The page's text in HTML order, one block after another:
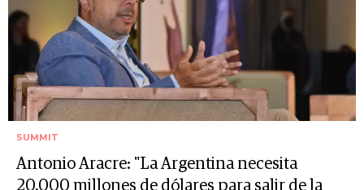
SUMMIT
Antonio Aracre: "La Argentina necesita
20.000 millones de dólares para salir de la